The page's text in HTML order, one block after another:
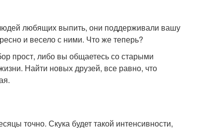
любящих выпить, они поддерживали вашу
и весело с ними. Что же теперь?
прост, либо вы общаетесь со старыми
Найти новых друзей, все равно, что
точно. Скука будет такой интенсивности,